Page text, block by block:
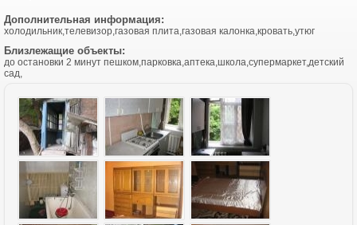
Дополнительная информация:
холодильник,телевизор,газовая плита,газовая калонка,кровать,утюг
Близлежащие объекты:
до остановки 2 минут пешком,парковка,аптека,школа,супермаркет,детский
сад,